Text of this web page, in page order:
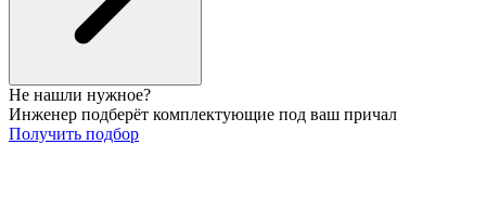
Не нашли нужное?
Инженер подберёт комплектующие под ваш причал
Получить подбор